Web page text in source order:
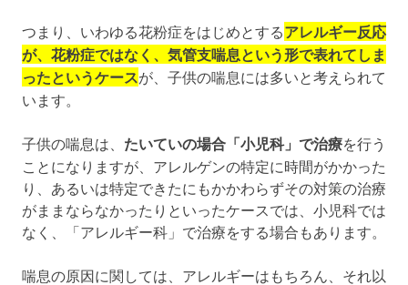
つまり、いわゆる花粉症をはじめとするアレルギー反応
が、花粉症ではなく、気管支喘息という形で表れてしま
ったというケースが、子供の喘息には多いと考えられて
います。
子供の喘息は、 たいていの場合「小児科」で治療を行う
ことになりますが、アレルゲンの特定に時間がかかった
り、あるいは特定できたにもかかわらずその対策の治療
がままならなかったりといったケースでは、小児科では
なく、「アレルギー科」で治療をする場合もあります。
喘息の原因に関しては、アレルギーはもちろん、それ以